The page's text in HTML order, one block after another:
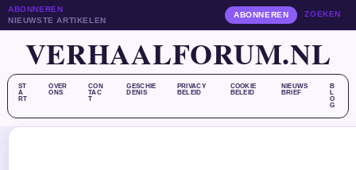
ABONNEREN
NIEUWSTE ARTIKELEN
ABONNEREN ZOEKEN
VERHAALFORUM.NL
ST
A
RT
OVER
ONS
CON
TAC
T
GESCHIE
DENIS
PRIVACY
BELEID
COOKIE
BELEID
NIEUWS
BRIEF
B
L
O
G